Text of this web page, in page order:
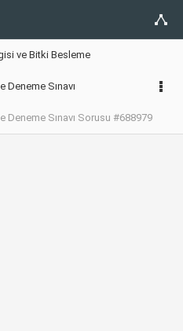
ve Bitki Besleme
Sınavı
Sınavı Sorusu #688979